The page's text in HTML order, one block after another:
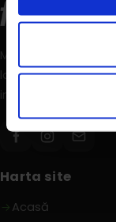
Mâncare nutritivă,
la tine acasă sau
invidiat și o
Harta site
Acasă